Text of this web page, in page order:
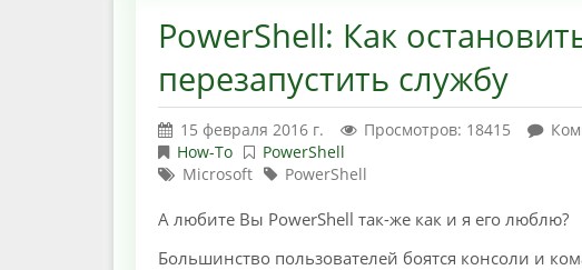
PowerShell: Как
перезапустить службу
15 февраля 2016 г. Просмотров: 18415
How-To
PowerShell
Microsoft
PowerShell
А любите Вы PowerShell так-же как и я его люблю?
Большинство пользователей боятся консоли и